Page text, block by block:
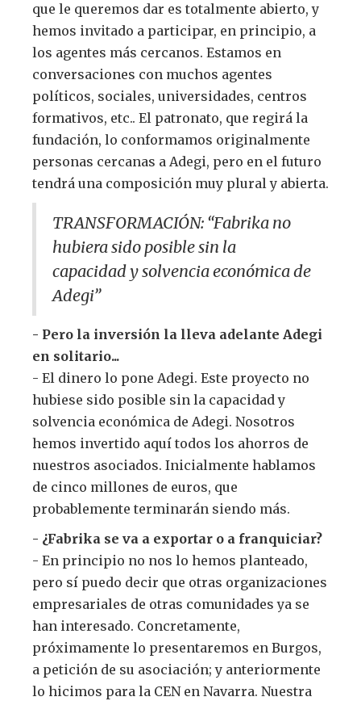
que le queremos dar es totalmente abierto, y
hemos invitado a participar, en principio, a
los agentes más cercanos. Estamos en
conversaciones con muchos agentes
políticos, sociales, universidades, centros
formativos, etc.. El patronato, que regirá la
fundación, lo conformamos originalmente
personas cercanas a Adegi, pero en el futuro
tendrá una composición muy plural y abierta.
TRANSFORMACIÓN: “Fabrika no
hubiera sido posible sin la
capacidad y solvencia económica de
Adegi”
- Pero la inversión la lleva adelante Adegi
en solitario...
- El dinero lo pone Adegi. Este proyecto no
hubiese sido posible sin la capacidad y
solvencia económica de Adegi. Nosotros
hemos invertido aquí todos los ahorros de
nuestros asociados. Inicialmente hablamos
de cinco millones de euros, que
probablemente terminarán siendo más.
- ¿Fabrika se va a exportar o a franquiciar?
- En principio no nos lo hemos planteado,
pero sí puedo decir que otras organizaciones
empresariales de otras comunidades ya se
han interesado. Concretamente,
próximamente lo presentaremos en Burgos,
a petición de su asociación; y anteriormente
lo hicimos para la CEN en Navarra. Nuestra